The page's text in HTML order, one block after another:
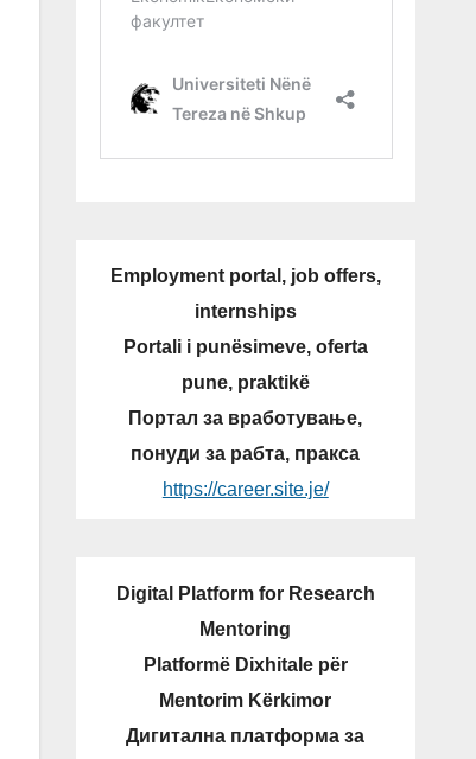
Employment portal, job offers,
internships
Portali i punësimeve, oferta
pune, praktikë
Портал за вработување,
понуди за рабта, пракса
https://career.site.je/
Digital Platform for Research
Mentoring
Platformë Dixhitale për
Mentorim Kërkimor
Дигитална платформа за